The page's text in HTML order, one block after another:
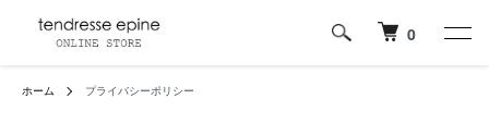
0
ホーム プライバシーポリシー